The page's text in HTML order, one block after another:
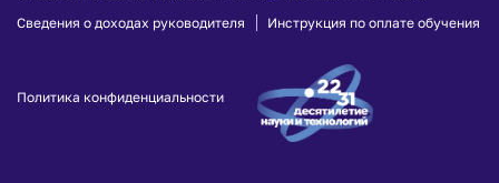
Сведения о доходах руководителя
Инструкция по оплате обучения
Политика конфиденциальности